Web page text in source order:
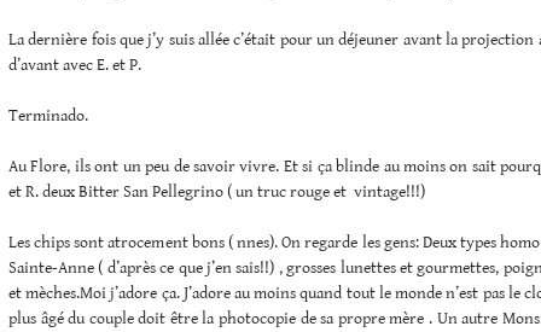
La dernière fois que j’y suis allée c’était pour un déjeuner avant la projection
d’avant avec E. et P.
Terminado.
Au Flore, ils ont un peu de savoir vivre. Et si ça blinde au moins on sait
et R. deux Bitter San Pellegrino ( un truc rouge et vintage!!!)
Les chips sont atrocement bons ( nnes). On regarde les gens: Deux types
Sainte-Anne ( d’après ce que j’en sais!!) , grosses lunettes et gourmettes,
et mèches.Moi j’adore ça. J’adore au moins quand tout le monde n’est pas le
plus âgé du couple doit être la photocopie de sa propre mère . Un autre